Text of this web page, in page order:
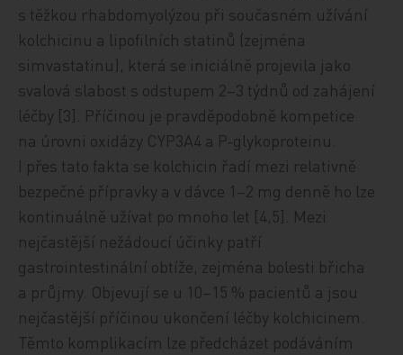
s těžkou rhabdomyolýzou při současném užívání
kolchicinu a lipofilních statinů (zejména
simvastatinu), která se iniciálně projevila jako
svalová slabost s odstupem 2–3 týdnů od zahájení
léčby [3]. Příčinou je pravděpodobně kompetice
na úrovni oxidázy CYP3A4 a P‑glykoproteinu.
I přes tato fakta se kolchicin řadí mezi relativně
bezpečné přípravky a v dávce 1–2 mg denně ho lze
kontinuálně užívat po mnoho let [4,5]. Mezi
nejčastější nežádoucí účinky patří
gastrointestinální obtíže, zejména bolesti břicha
a průjmy. Objevují se u 10–15 % pacientů a jsou
nejčastější příčinou ukončení léčby kolchicinem.
Těmto komplikacím lze předcházet podáváním